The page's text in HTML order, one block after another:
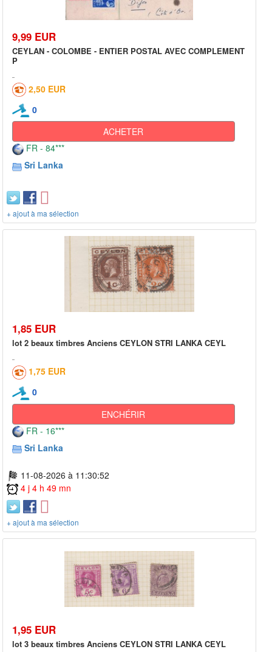
9,99 EUR
CEYLAN - COLOMBE - ENTIER POSTAL AVEC COMPLEMENT
P
2,50 EUR
0
ACHETER
FR - 84***
Sri Lanka
+ ajout à ma sélection
1,85 EUR
lot 2 beaux timbres Anciens CEYLON STRI LANKA CEYL
1,75 EUR
0
ENCHÉRIR
FR - 16***
Sri Lanka
11-08-2026 à 11:30:52
4 j 4 h 49 mn
+ ajout à ma sélection
1,95 EUR
lot 3 beaux timbres Anciens CEYLON STRI LANKA CEYL